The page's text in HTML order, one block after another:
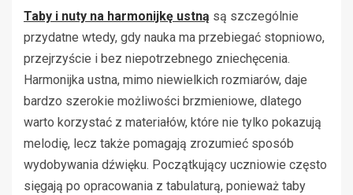
Taby i nuty na harmonijkę ustną są szczególnie
przydatne wtedy, gdy nauka ma przebiegać stopniowo,
przejrzyście i bez niepotrzebnego zniechęcenia.
Harmonijka ustna, mimo niewielkich rozmiarów, daje
bardzo szerokie możliwości brzmieniowe, dlatego
warto korzystać z materiałów, które nie tylko pokazują
melodię, lecz także pomagają zrozumieć sposób
wydobywania dźwięku. Początkujący uczniowie często
sięgają po opracowania z tabulaturą, ponieważ taby